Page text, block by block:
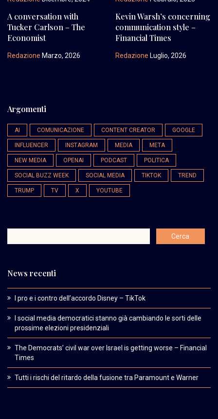
A conversation with
Tucker Carlson – The
Economist
Redazione Marzo, 2026
Kevin Warsh’s concerning
communication style –
Financial Times
Redazione Luglio, 2026
Argomenti
AI COMUNICAZIONE CONTENT CREATOR GOOGLE
INFLUENCER INSTAGRAM MEDIA META
NEW MEDIA OPENAI PODCAST POLITICA
SOCIAL BUZZ WEEK SOCIAL MEDIA TIKTOK TREND
TRUMP TV X YOUTUBE
News recenti
I pro e i contro dell’accordo Disney – TikTok
I social media democratici stanno già cambiando le sorti delle
prossime elezioni presidenziali
The Democrats’ civil war over Israel is getting worse – Financial
Times
Tutti i rischi del ritardo della fusione tra Paramount e Warner